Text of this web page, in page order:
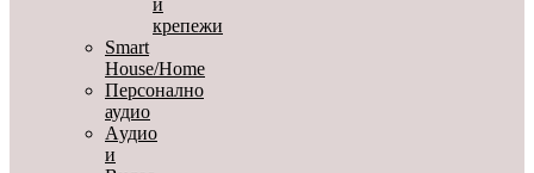
крепежи
Smart
House/Home
Персонално
аудио
Aудио
и